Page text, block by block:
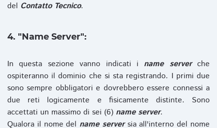
del Contatto Tecnico.
4. "Name Server":
In questa sezione vanno indicati i name serverche
ospiteranno il dominio che si sta registrando. I primi due
sono sempre obbligatori e dovrebbero essere connessi a
due reti logicamente e fisicamente distinte. Sono
accettati un massimo di sei (6) name server.
Qualora il nome del name serversia all'interno del nome